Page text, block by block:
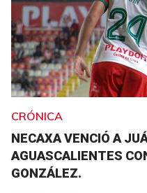
CRÓNICA
NECAXA VENCIÓ A
AGUASCALIENTES
GONZÁLEZ.